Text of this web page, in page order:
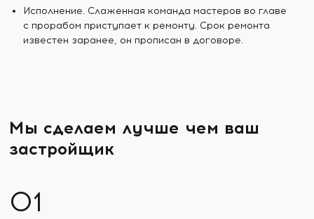
Исполнение. Слаженная команда мастеров во главе
с прорабом приступает к ремонту. Срок ремонта
известен заранее, он прописан в договоре.
Мы сделаем лучше чем ваш
застройщик